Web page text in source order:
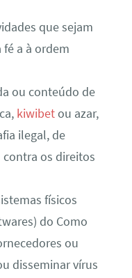
que sejam
a à ordem
ou conteúdo de
kiwibetou azar,
ilegal, de
os direitos
físicos
do Como
ou
disseminar vírus